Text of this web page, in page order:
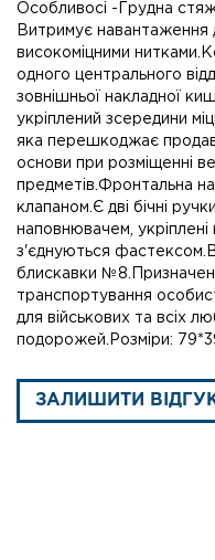
Особливосі -Грудна
Витримує
високоміцними
одного центрального
зовнішньої накладної
укріплений зсередини
яка перешкоджає
основи при розміщенні
предметів.Фронтальна
клапаном.Є дві бічні
наповнювачем,
з'єднуються
блискавки
транспортування
для військових та всіх
подорожей.Розміри:
ЗАЛИШИТИ